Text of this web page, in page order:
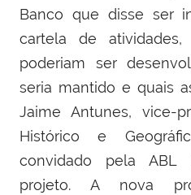
Banco que disse ser
cartela de
poderiam ser
seria mantido e quais
Jaime Antunes, vice-
Histórico e
convidado pela ABL
projeto. A nova